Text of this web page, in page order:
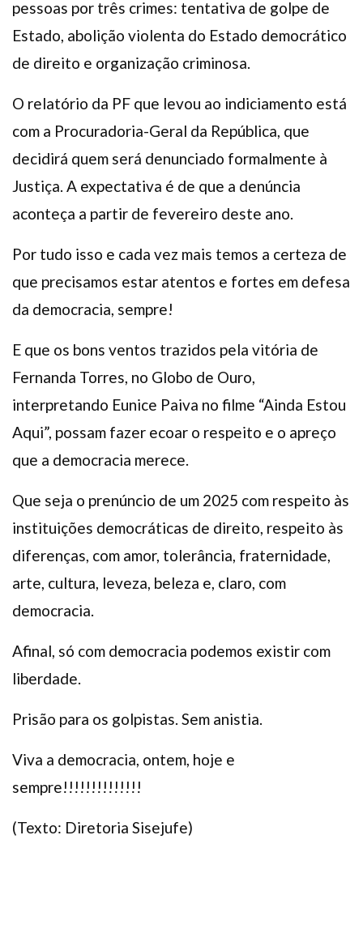
pessoas por três crimes: tentativa de golpe de
Estado, abolição violenta do Estado democrático
de direito e organização criminosa.
O relatório da PF que levou ao indiciamento está
com a Procuradoria-Geral da República, que
decidirá quem será denunciado formalmente à
Justiça. A expectativa é de que a denúncia
aconteça a partir de fevereiro deste ano.
Por tudo isso e cada vez mais temos a certeza de
que precisamos estar atentos e fortes em defesa
da democracia, sempre!
E que os bons ventos trazidos pela vitória de
Fernanda Torres, no Globo de Ouro,
interpretando Eunice Paiva no filme “Ainda Estou
Aqui”, possam fazer ecoar o respeito e o apreço
que a democracia merece.
Que seja o prenúncio de um 2025 com respeito às
instituições democráticas de direito, respeito às
diferenças, com amor, tolerância, fraternidade,
arte, cultura, leveza, beleza e, claro, com
democracia.
Afinal, só com democracia podemos existir com
liberdade.
Prisão para os golpistas. Sem anistia.
Viva a democracia, ontem, hoje e
sempre!!!!!!!!!!!!!!
(Texto: Diretoria Sisejufe)